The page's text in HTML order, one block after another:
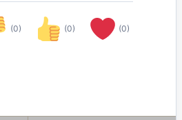
(0) (0) (0)